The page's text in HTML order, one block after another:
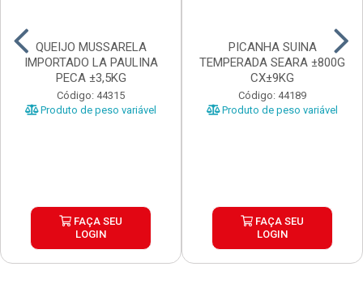
QUEIJO MUSSARELA
IMPORTADO LA PAULINA
PECA ±3,5KG
Código: 44315
Produto de peso variável
FAÇA SEU
LOGIN
PICANHA SUINA
TEMPERADA SEARA ±800G
CX±9KG
Código: 44189
Produto de peso variável
FAÇA SEU
LOGIN